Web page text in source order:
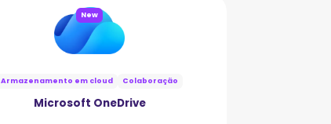
New
Armazenamento em cloud Colaboração
Microsoft OneDrive